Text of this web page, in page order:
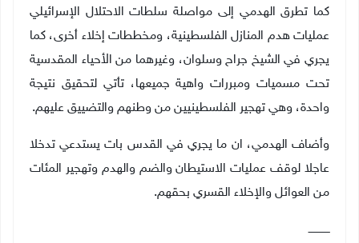
كما تطرق الهدمي إلى مواصلة سلطات الاحتلال الإسرائيلي
عمليات هدم المنازل الفلسطينية، ومخططات إخلاء أخرى، كما
يجري في الشيخ جراح وسلوان، وغيرهما من الأحياء المقدسية
تحت مسميات ومبررات واهية جميعها، تأتي لتحقيق نتيجة
واحدة، وهي تهجير الفلسطينيين من وطنهم والتضييق عليهم.
وأضاف الهدمي، ان ما يجري في القدس بات يستدعي تدخلا
عاجلا لوقف عمليات الاستيطان والضم والهدم وتهجير المئات
من العوائل والإخلاء القسري بحقهم.
ـــــــــــــ